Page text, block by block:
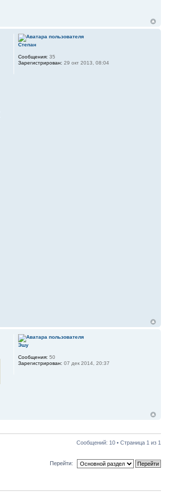
Степан
Сообщения: 35
Зарегистрирован: 29 окт 2013, 08:04
Эшу
Сообщения: 50
Зарегистрирован: 07 дек 2014, 20:37
Сообщений: 10 • Страница 1 из 1
Перейти: